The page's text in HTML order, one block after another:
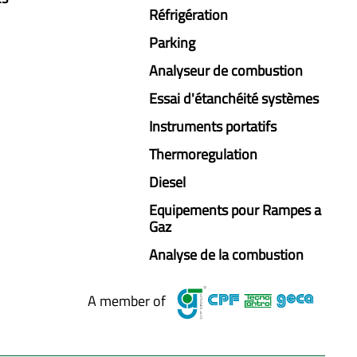
Réfrigération
Parking
Analyseur de combustion
Essai d'étanchéité systèmes
Instruments portatifs
Thermoregulation
Diesel
Equipements pour Rampes a
Gaz
Analyse de la combustion
A member of